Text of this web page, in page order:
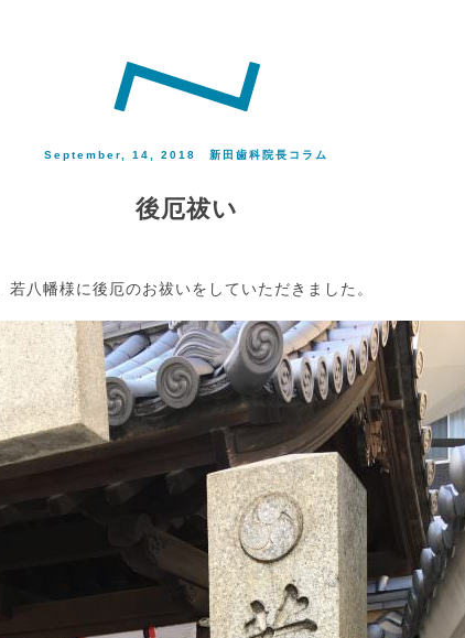
September, 14, 2018 新田歯科院長コラム
後厄祓い
若八幡様に後厄のお祓いをしていただきました。